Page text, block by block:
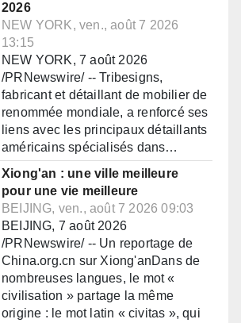
2026
NEW YORK, ven., août 7 2026
13:15
NEW YORK, 7 août 2026
/PRNewswire/ -- Tribesigns,
fabricant et détaillant de mobilier de
renommée mondiale, a renforcé ses
liens avec les principaux détaillants
américains spécialisés dans…
Xiong'an : une ville meilleure
pour une vie meilleure
BEIJING, ven., août 7 2026 09:03
BEIJING, 7 août 2026
/PRNewswire/ -- Un reportage de
China.org.cn sur Xiong'anDans de
nombreuses langues, le mot «
civilisation » partage la même
origine : le mot latin « civitas », qui